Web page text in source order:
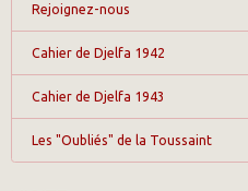
Rejoignez-nous
Cahier de Djelfa 1942
Cahier de Djelfa 1943
Les "Oubliés" de la Toussaint